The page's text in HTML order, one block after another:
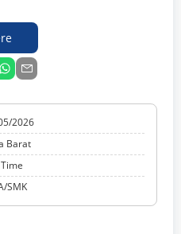
2026
Barat
SMK